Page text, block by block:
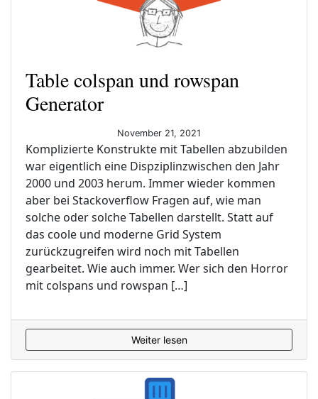
Table colspan und rowspan
Generator
November 21, 2021
Komplizierte Konstrukte mit Tabellen abzubilden
war eigentlich eine Dispziplinzwischen den Jahr
2000 und 2003 herum. Immer wieder kommen
aber bei Stackoverflow Fragen auf, wie man
solche oder solche Tabellen darstellt. Statt auf
das coole und moderne Grid System
zurückzugreifen wird noch mit Tabellen
gearbeitet. Wie auch immer. Wer sich den Horror
mit colspans und rowspan […]
Weiter lesen